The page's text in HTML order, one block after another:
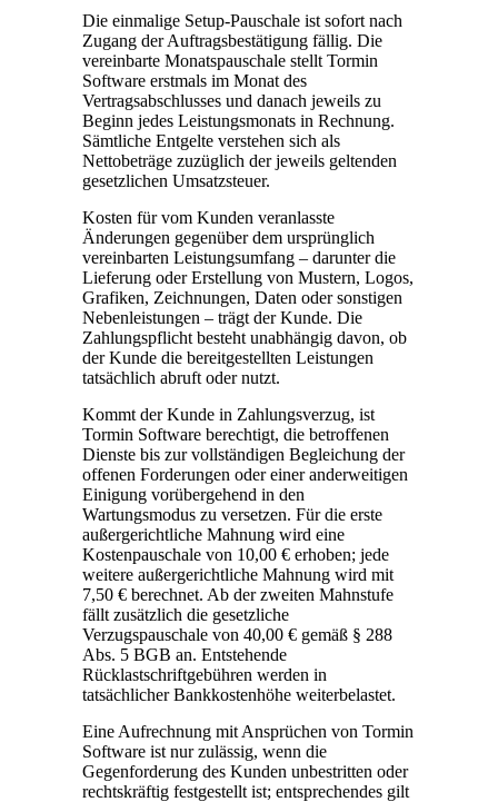
Die einmalige Setup-Pauschale ist sofort nach
Zugang der Auftragsbestätigung fällig. Die
vereinbarte Monatspauschale stellt Tormin
Software erstmals im Monat des
Vertragsabschlusses und danach jeweils zu
Beginn jedes Leistungsmonats in Rechnung.
Sämtliche Entgelte verstehen sich als
Nettobeträge zuzüglich der jeweils geltenden
gesetzlichen Umsatzsteuer.
Kosten für vom Kunden veranlasste
Änderungen gegenüber dem ursprünglich
vereinbarten Leistungsumfang – darunter die
Lieferung oder Erstellung von Mustern, Logos,
Grafiken, Zeichnungen, Daten oder sonstigen
Nebenleistungen – trägt der Kunde. Die
Zahlungspflicht besteht unabhängig davon, ob
der Kunde die bereitgestellten Leistungen
tatsächlich abruft oder nutzt.
Kommt der Kunde in Zahlungsverzug, ist
Tormin Software berechtigt, die betroffenen
Dienste bis zur vollständigen Begleichung der
offenen Forderungen oder einer anderweitigen
Einigung vorübergehend in den
Wartungsmodus zu versetzen. Für die erste
außergerichtliche Mahnung wird eine
Kostenpauschale von 10,00 € erhoben; jede
weitere außergerichtliche Mahnung wird mit
7,50 € berechnet. Ab der zweiten Mahnstufe
fällt zusätzlich die gesetzliche
Verzugspauschale von 40,00 € gemäß § 288
Abs. 5 BGB an. Entstehende
Rücklastschriftgebühren werden in
tatsächlicher Bankkostenhöhe weiterbelastet.
Eine Aufrechnung mit Ansprüchen von Tormin
Software ist nur zulässig, wenn die
Gegenforderung des Kunden unbestritten oder
rechtskräftig festgestellt ist; entsprechendes gilt